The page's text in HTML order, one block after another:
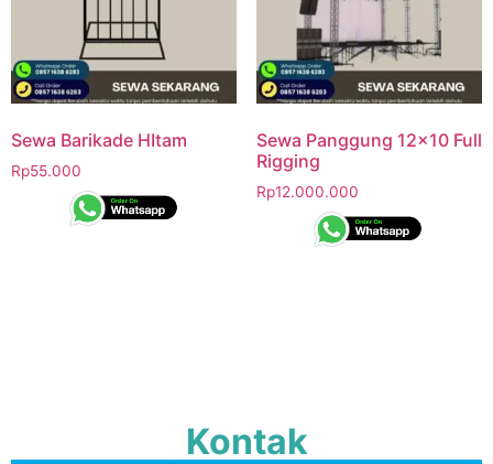
Sewa Barikade HItam
Rp55.000
Sewa Panggung 12×10 Full
Rigging
Rp12.000.000
Kontak